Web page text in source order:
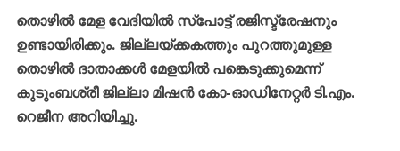
തൊഴിൽ മേള വേദിയിൽ സ്പോട്ട് രജിസ്ട്രേഷനും
ഉണ്ടായിരിക്കും. ജില്ലയ്ക്കകത്തും പുറത്തുമുള്ള
തൊഴിൽ ദാതാക്കൾ മേളയിൽ പങ്കെടുക്കുമെന്ന്
കുടുംബശ്രീ ജില്ലാ മിഷൻ കോ-ഓഡിനേറ്റർ ടി.എം.
റെജീന അറിയിച്ചു.